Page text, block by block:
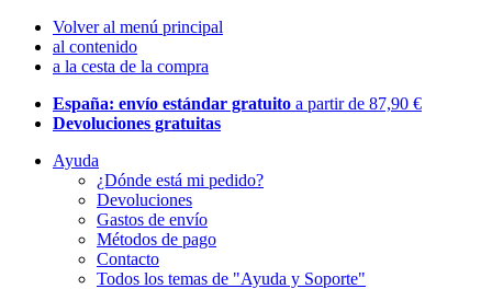
Volver al menú principal
al contenido
a la cesta de la compra
España: envío estándar gratuito a partir de 87,90 €
Devoluciones gratuitas
Ayuda
¿Dónde está mi pedido?
Devoluciones
Gastos de envío
Métodos de pago
Contacto
Todos los temas de "Ayuda y Soporte"